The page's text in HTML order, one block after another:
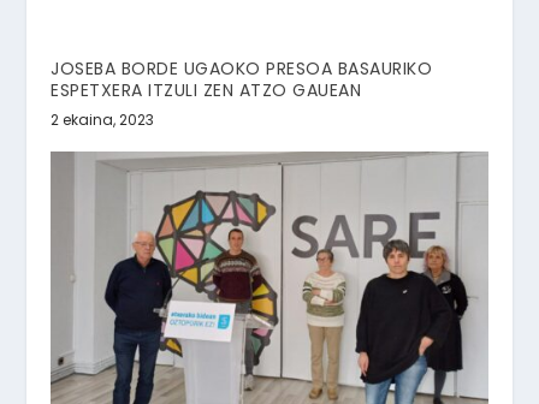
JOSEBA BORDE UGAOKO PRESOA BASAURIKO
ESPETXERA ITZULI ZEN ATZO GAUEAN
2 ekaina, 2023